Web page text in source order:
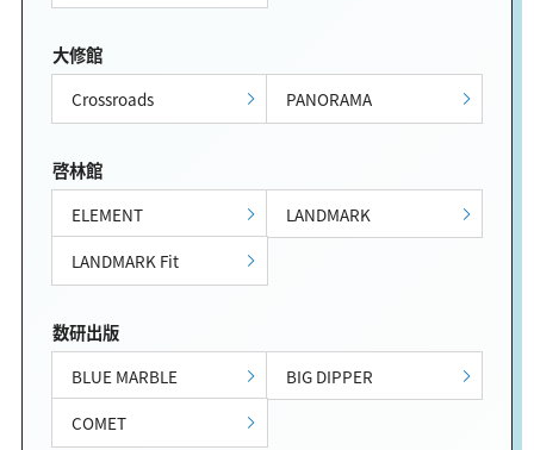
大修館
Crossroads PANORAMA
啓林館
ELEMENT
LANDMARK
LANDMARK Fit
数研出版
BLUE MARBLE
BIG DIPPER
COMET